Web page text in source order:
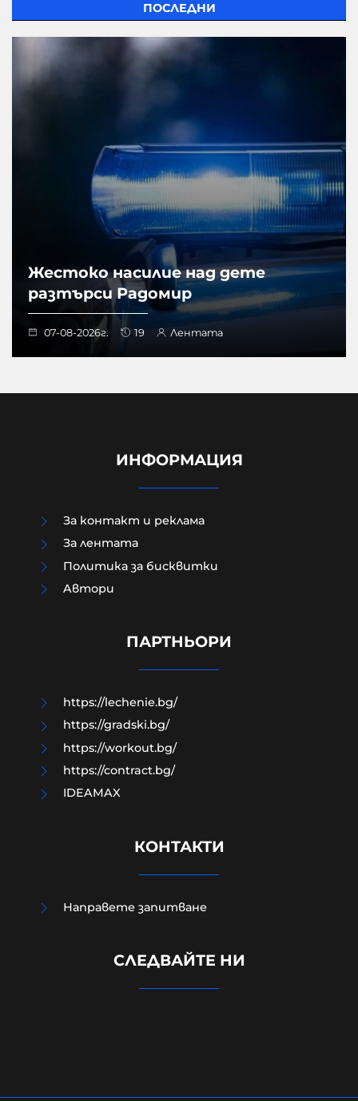
ПОСЛЕДНИ
Жестоко насилие над дете
разтърси Радомир
07-08-2026г. 19 Лентата
Д-р Веселин Герев: Отглеждат се
периодът между 12 и 16 г.
„Петрохан“: близки се питат
ИНФОРМАЦИЯ
За контакт и реклама
За лентата
Политика за бисквитки
Aвтори
ПАРТНЬОРИ
https://lechenie.bg/
https://gradski.bg/
https://workout.bg/
https://contract.bg/
IDEAMAX
КОНТАКТИ
Направете запитване
СЛЕДВАЙТЕ НИ